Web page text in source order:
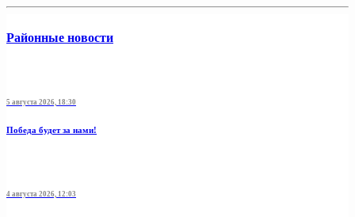
Районные новости
5 августа 2026, 18:30
Победа будет за нами!
4 августа 2026, 12:03